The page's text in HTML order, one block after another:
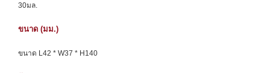
30มล.
ขนาด (มม.)
ขนาด L42 * W37 * H140